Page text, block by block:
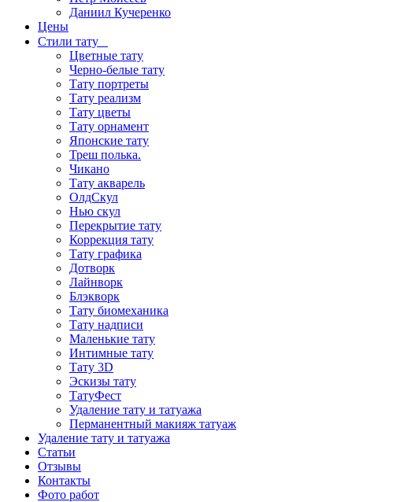
Даниил Кучеренко
Цены
Стили тату
Цветные тату
Черно-белые тату
Тату портреты
Тату реализм
Тату цветы
Тату орнамент
Японские тату
Треш полька.
Чикано
Тату акварель
ОлдСкул
Нью скул
Перекрытие тату
Коррекция тату
Тату графика
Дотворк
Лайнворк
Блэкворк
Тату биомеханика
Тату надписи
Маленькие тату
Интимные тату
Тату 3D
Эскизы тату
ТатуФест
Удаление тату и татуажа
Перманентный макияж татуаж
Удаление тату и татуажа
Статьи
Отзывы
Контакты
Фото работ